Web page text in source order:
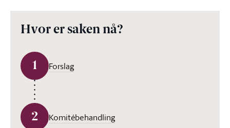
Hvor er saken nå?
1 Forslag
2 Komitébehandling